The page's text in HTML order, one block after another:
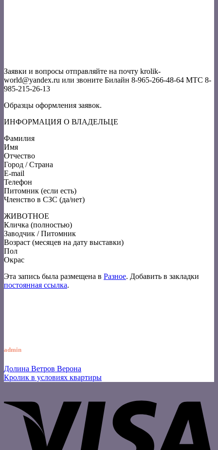
Заявки и вопросы отправляйте на почту krolik-
world@yandex.ru или звоните Билайн 8-965-266-48-64 МТС 8-
985-215-26-13
Образцы оформления заявок.
ИНФОРМАЦИЯ О ВЛАДЕЛЬЦЕ
Фамилия
Имя
Отчество
Город / Страна
E-mail
Телефон
Питомник (если есть)
Членство в СЗС (да/нет)
ЖИВОТНОЕ
Кличка (полностью)
Заводчик / Питомник
Возраст (месяцев на дату выставки)
Пол
Окрас
Эта запись была размещена в Разное. Добавить в закладки
постоянная ссылка.
admin
Долина Ветров Верона
Кролик в условиях квартиры